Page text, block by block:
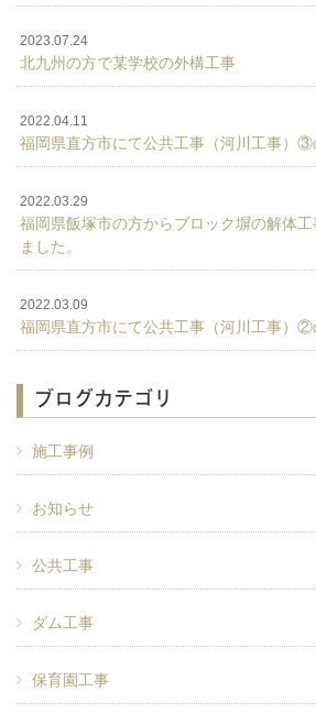
2023.07.24
北九州の方で某学校の外構工事
2022.04.11
福岡県直方市にて公共工事（河川工事）③
2022.03.29
福岡県飯塚市の方からブロック塀の解体
ました。
2022.03.09
福岡県直方市にて公共工事（河川工事）②
ブログカテゴリ
施工事例
お知らせ
公共工事
ダム工事
保育園工事